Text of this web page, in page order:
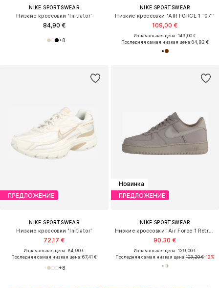
NIKE SPORTSWEAR
Низкие кроссовки 'Initiator'
84,90 €
+8
NIKE SPORTSWEAR
Низкие кроссовки 'AIR FORCE 1 '07''
109,00 €
Изначальная цена: 149,00 €
Последняя самая низкая цена:84,92 €
ПРЕДЛОЖЕНИЕ
NIKE SPORTSWEAR
Низкие кроссовки 'Initiator'
72,17 €
Изначальная цена: 84,90 €
Последняя самая низкая цена:67,41 €
+8
Новинка
ПРЕДЛОЖЕНИЕ
NIKE SPORTSWEAR
90,30 €
Изначальная цена: 129,00 €
Последняя самая низкая цена:103,20 €-12%